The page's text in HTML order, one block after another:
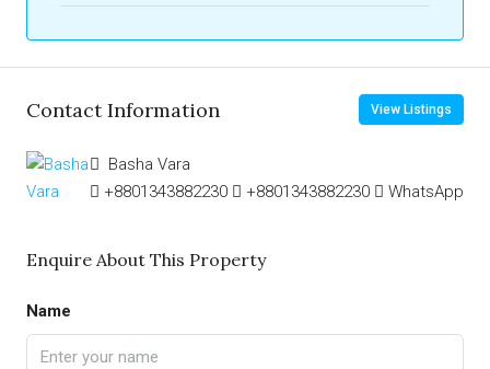
Contact Information View Listings
Basha Vara
+8801343882230
+8801343882230 WhatsApp
Enquire About This Property
Name